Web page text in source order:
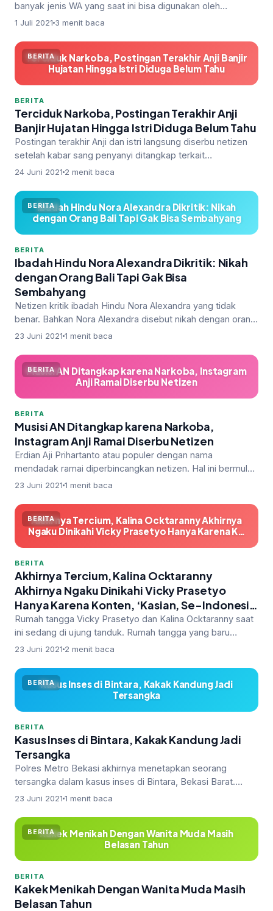
banyak jenis WA yang saat ini bisa digunakan oleh
pengguna Android, ada WA legal …
1 Juli 2021 3 menit baca
BERITA
Terciduk Narkoba, Postingan Terakhir Anji Banjir
Hujatan Hingga Istri Diduga Belum Tahu
BERITA
Terciduk Narkoba, Postingan Terakhir Anji
Banjir Hujatan Hingga Istri Diduga Belum Tahu
Postingan terakhir Anji dan istri langsung diserbu netizen
setelah kabar sang penyanyi ditangkap terkait
penyalahgunan narkoba. Ba…
24 Juni 2021 2 menit baca
BERITA
Ibadah Hindu Nora Alexandra Dikritik: Nikah
dengan Orang Bali Tapi Gak Bisa Sembahyang
BERITA
Ibadah Hindu Nora Alexandra Dikritik: Nikah
dengan Orang Bali Tapi Gak Bisa
Sembahyang
Netizen kritik ibadah Hindu Nora Alexandra yang tidak
benar. Bahkan Nora Alexandra disebut nikah dengan orang
Bali tapi tak bisa s…
23 Juni 2021 1 menit baca
BERITA
Musisi AN Ditangkap karena Narkoba, Instagram
Anji Ramai Diserbu Netizen
BERITA
Musisi AN Ditangkap karena Narkoba,
Instagram Anji Ramai Diserbu Netizen
Erdian Aji Prihartanto atau populer dengan nama
mendadak ramai diperbincangkan netizen. Hal ini bermula
dari berita penangkapan mu…
23 Juni 2021 1 menit baca
BERITA
Akhirnya Tercium, Kalina Ocktaranny Akhirnya
Ngaku Dinikahi Vicky Prasetyo Hanya Karena K…
BERITA
Akhirnya Tercium, Kalina Ocktaranny
Akhirnya Ngaku Dinikahi Vicky Prasetyo
Hanya Karena Konten, ‘Kasian, Se-Indonesia
Sudah Terlanjur Tahu Aku akan Nikahin Kamu’
Rumah tangga Vicky Prasetyo dan Kalina Ocktaranny saat
ini sedang di ujung tanduk. Rumah tangga yang baru
terjalin dua bulan laman…
23 Juni 2021 2 menit baca
BERITAKasus Inses di Bintara, Kakak Kandung Jadi
Tersangka
BERITA
Kasus Inses di Bintara, Kakak Kandung Jadi
Tersangka
Polres Metro Bekasi akhirnya menetapkan seorang
tersangka dalam kasus inses di Bintara, Bekasi Barat.
Kakak kandung dari korban me…
23 Juni 2021 1 menit baca
BERITA
Kakek Menikah Dengan Wanita Muda Masih
Belasan Tahun
BERITA
Kakek Menikah Dengan Wanita Muda Masih
Belasan Tahun